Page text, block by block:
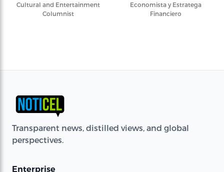
Cultural and Entertainment
Columnist
Economista y Estratega
Financiero
Transparent news, distilled views, and global
perspectives.
Enterprise